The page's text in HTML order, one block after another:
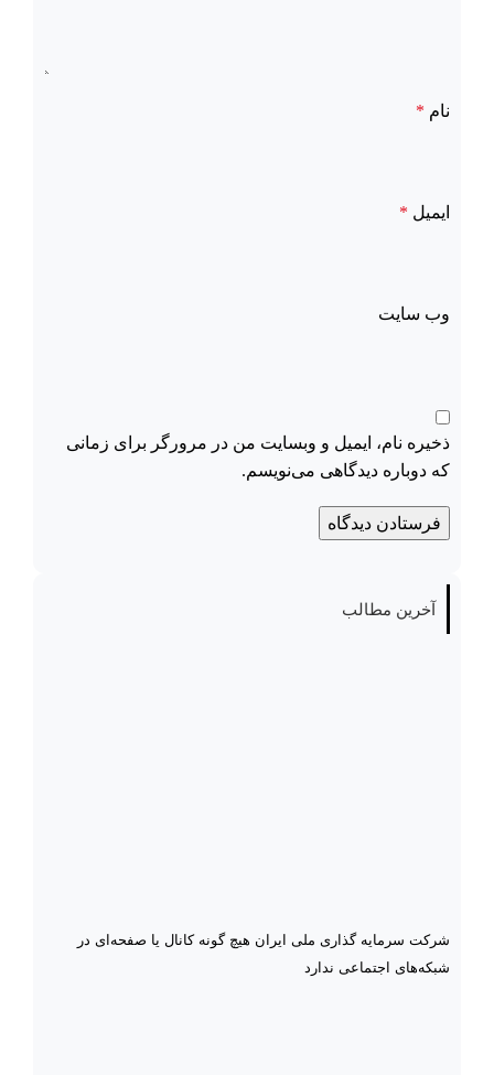
نام *
ایمیل *
وب‌ سایت
ذخیره نام، ایمیل و وبسایت من در مرورگر برای زمانی
که دوباره دیدگاهی می‌نویسم.
آخرین مطالب
شرکت سرمایه گذاری ملی ایران هیچ گونه کانال یا صفحه‌ای در
شبکه‌های اجتماعی ندارد